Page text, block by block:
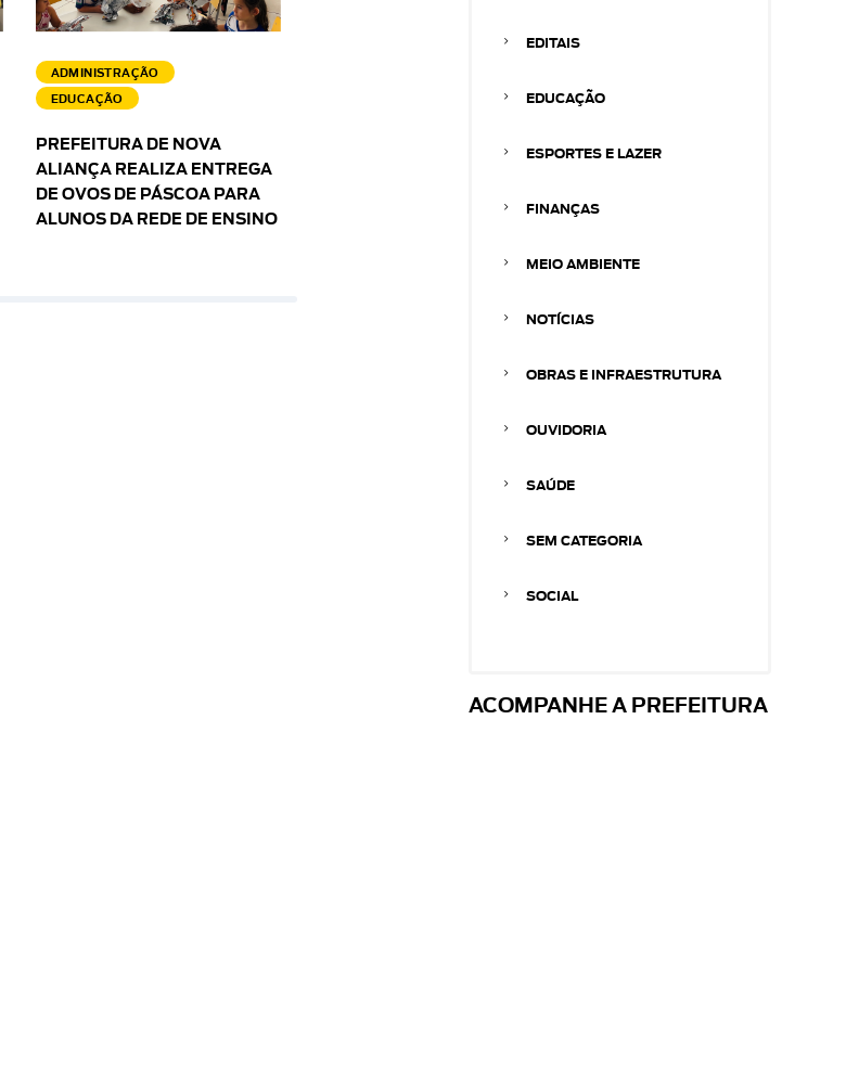
ADMINISTRAÇÃO
EDUCAÇÃO
PREFEITURA DE NOVA
ALIANÇA REALIZA ENTREGA
DE OVOS DE PÁSCOA PARA
ALUNOS DA REDE DE ENSINO
EDITAIS
EDUCAÇÃO
ESPORTES E LAZER
FINANÇAS
MEIO AMBIENTE
NOTÍCIAS
OBRAS E INFRAESTRUTURA
OUVIDORIA
SAÚDE
SEM CATEGORIA
SOCIAL
ACOMPANHE A PREFEITURA